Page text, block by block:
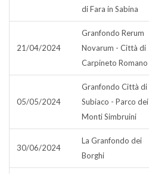
di Fara in Sabina
21/04/2024
Granfondo Rerum
Novarum - Città di
Carpineto Romano
05/05/2024
Granfondo Città di
Subiaco - Parco dei
Monti Simbruini
30/06/2024
La Granfondo dei
Borghi